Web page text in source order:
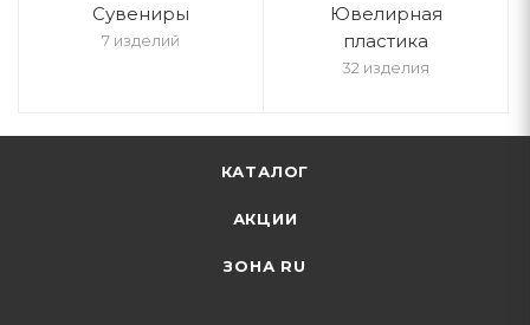
Cувениры
7 изделий
Ювелирная
пластика
32 изделия
КАТАЛОГ
АКЦИИ
ЗОНА RU